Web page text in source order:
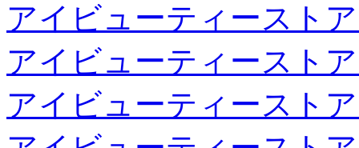
アイビューティースト
アイビューティースト
アイビューティースト